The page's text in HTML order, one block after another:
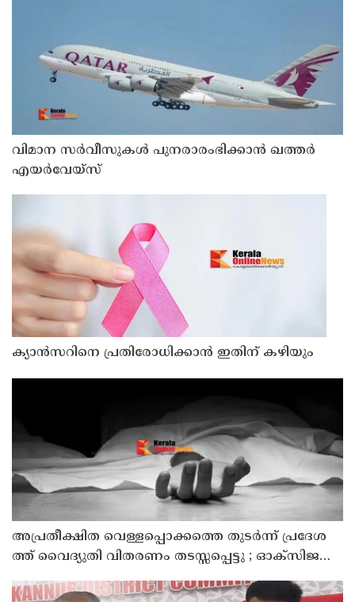
വിമാന സര്‍വീസുകള്‍ പുനരാരംഭിക്കാന്‍ ഖത്തര്‍
എയര്‍വേയ്‌സ്
ക്യാൻസറിനെ പ്രതിരോധിക്കാൻ ഇതിന് കഴിയും
അ​പ്ര​തീ​ക്ഷി​ത വെ​ള്ള​പ്പൊ​ക്ക​ത്തെ തു​ട​ർ​ന്ന് പ്ര​ദേ​ശ​
ത്ത് വൈ​ദ്യു​തി വി​ത​ര​ണം ത​ട​സ്സ​പ്പെ​ട്ടു ; ഓക്സിജൻ